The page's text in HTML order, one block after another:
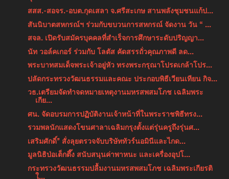
สสส.-สอจร.-อบต.กุดเสลา จ.ศรีสะเกษ สานพลังชุมชนแก้ป...
สันนิบาตสหกรณ์ฯ ร่วมกับขบวนการสหกรณ์ จัดงาน วัน “ ...
สจล. เปิดรับสมัครบุคคลที่สำเร็จการศึกษาระดับปริญญา...
นัท วอล์คเกอร์ ร่วมกับ โลตัส คัดสรรถั่วคุณภาพดี ลด...
พระบาทสมเด็จพระเจ้าอยู่หัว ทรงพระกรุณาโปรดเกล้าโปร...
ปลัดกระทรวงวัฒนธรรมและคณะ ประกอบพิธีเวียนเทียน กิจ...
วธ.เตรียมจัดทำจดหมายเหตุงานมหรสพสมโภช เฉลิมพระ
เกีย...
ศน. จัดอบรมการปฏิบัติงานเจ้าหน้าที่ในพระราชพิธีทรง...
รวมพลนักแสดงโขนศาลาเฉลิมกรุงตั้งแต่รุ่นครูถึงรุ่นศ...
เสริมศักดิ์” สั่งลุยตรวจจับบริษัททัวร์นอมินีและไกด...
มูลนิธิป่อเต็กตึ๊ง สนับสนุนค่าพาหนะ และเครื่องอุปโ...
กระทรวงวัฒนธรรมปลื้มงานมหรสพสมโภช เฉลิมพระเกียรติ
ใ...